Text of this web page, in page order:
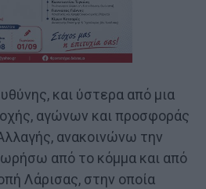
και ύστερα από μια
αγώνων και προσφοράς
ανακοινώνω την
από το κόμμα και από
Λάρισας, στην οποία